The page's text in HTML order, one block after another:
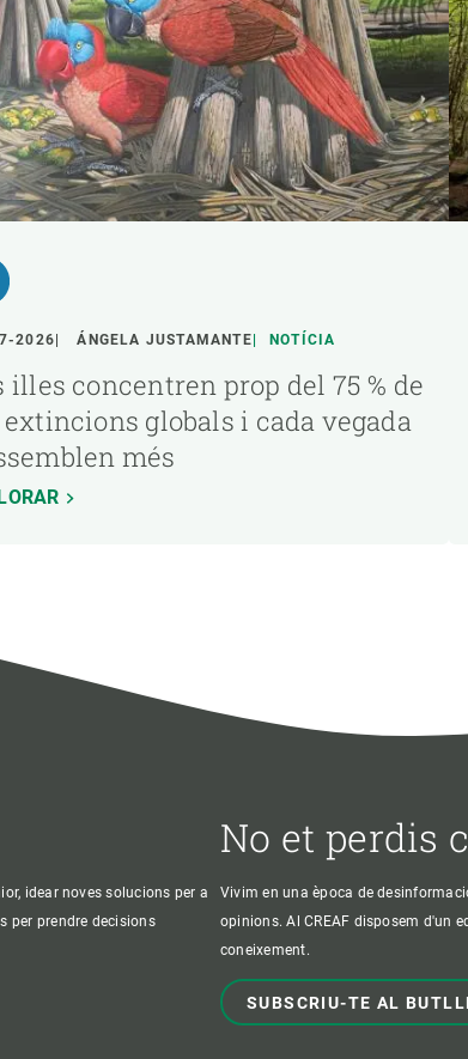
2026 ÁNGELA JUSTAMANTE NOTÍCIA
illes concentren prop del 75 % de
globals i cada vegada
més
idear noves solucions per a
per prendre decisions
No et perdis
Vivim en una època de
opinions. Al CREAF disposem d'un
coneixement.
SUBSCRIU-TE AL